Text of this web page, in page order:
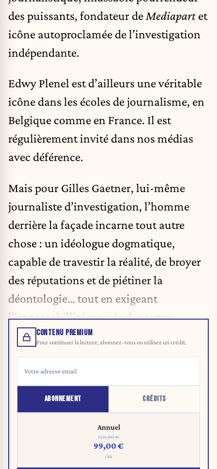
des puissants, fondateur de Mediapart et
icône autoproclamée de l’investigation
indépendante.
Edwy Plenel est d’ailleurs une véritable
icône dans les écoles de journalisme, en
Belgique comme en France. Il est
régulièrement invité dans nos médias
avec déférence.
Mais pour Gilles Gaetner, lui-même
journaliste d’investigation, l’homme
derrière la façade incarne tout autre
chose : un idéologue dogmatique,
capable de travestir la réalité, de broyer
des réputations et de piétiner la
déontologie… tout en exigeant
l’impeccabillité morale des autres.
CONTENU PREMIUM
Pour continuer la lecture, abonnez-vous ou utilisez un crédit.
ABONNEMENT CRÉDITS
Annuel
120,00 €
99,00 €
/an